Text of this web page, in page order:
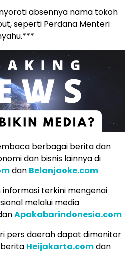
absennya nama tokoh
seperti Perdana Menteri
berbagai berita dan
dan bisnis lainnya di
dan Belanjaoke.com
terkini mengenai
melalui media
Apakabarindonesia.com
pers daerah dapat dimonitor
Heijakarta.comdan